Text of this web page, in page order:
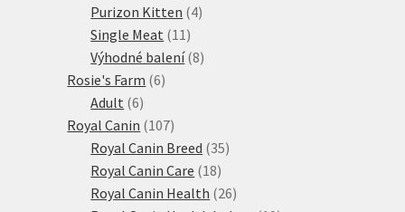
produktů
Purizon Kitten 44
Single Meat 11 11
produktů
Výhodné balení 88
Rosie's Farm 66
Adult 66
produktů
Royal Canin 107107
produktů
Royal Canin Breed 3535
Royal Canin Care 1818
produktů
Royal Canin Health 2626